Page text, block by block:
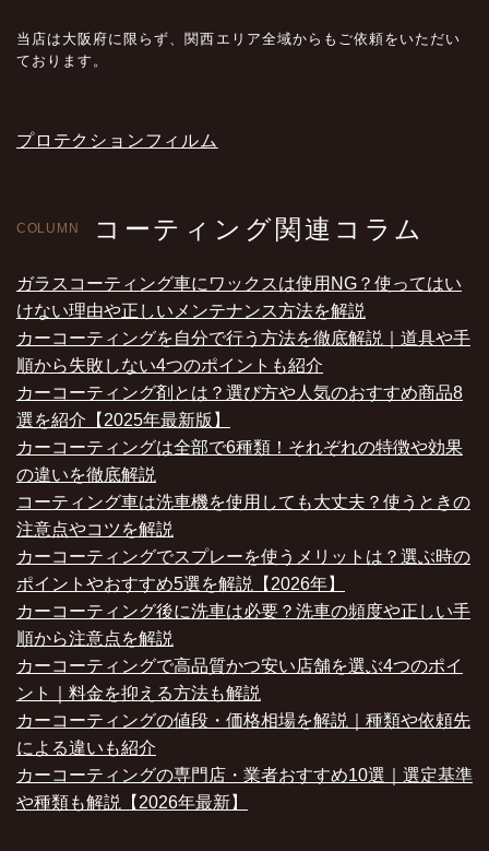
当店は大阪府に限らず、関西エリア全域からもご依頼をいただい
ております。
プロテクションフィルム
COLUMN コーティング関連コラム
ガラスコーティング車にワックスは使用NG？使ってはい
けない理由や正しいメンテナンス方法を解説
カーコーティングを自分で行う方法を徹底解説｜道具や手
順から失敗しない4つのポイントも紹介
カーコーティング剤とは？選び方や人気のおすすめ商品8
選を紹介【2025年最新版】
カーコーティングは全部で6種類！それぞれの特徴や効果
の違いを徹底解説
コーティング車は洗車機を使用しても大丈夫？使うときの
注意点やコツを解説
カーコーティングでスプレーを使うメリットは？選ぶ時の
ポイントやおすすめ5選を解説【2026年】
カーコーティング後に洗車は必要？洗車の頻度や正しい手
順から注意点を解説
カーコーティングで高品質かつ安い店舗を選ぶ4つのポイ
ント｜料金を抑える方法も解説
カーコーティングの値段・価格相場を解説｜種類や依頼先
による違いも紹介
カーコーティングの専門店・業者おすすめ10選｜選定基準
や種類も解説【2026年最新】